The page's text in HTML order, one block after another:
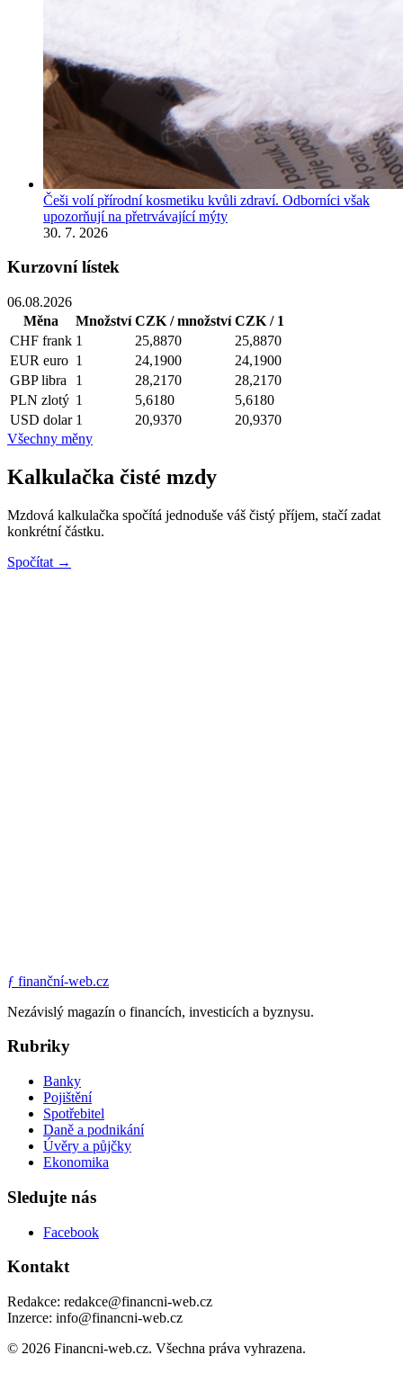
Češi volí přírodní kosmetiku kvůli zdraví. Odborníci však
upozorňují na přetrvávající mýty
30. 7. 2026
Kurzovní lístek
06.08.2026
Měna
Množství CZK / množství CZK / 1
CHF frank 1 25,8870
25,8870
EUR euro 1 24,1900
24,1900
GBP libra 1 28,2170
28,2170
PLN zlotý 1 5,6180
5,6180
USD dolar 1 20,9370
20,9370
Všechny měny
Kalkulačka čisté mzdy
Mzdová kalkulačka spočítá jednoduše váš čistý příjem, stačí zadat
konkrétní částku.
Spočítat →
ƒ finanční-web.cz
Nezávislý magazín o financích, investicích a byznysu.
Rubriky
Banky
Pojištění
Spotřebitel
Daně a podnikání
Úvěry a půjčky
Ekonomika
Sledujte nás
Facebook
Kontakt
Redakce: redakce@financni-web.cz
Inzerce: info@financni-web.cz
© 2026 Financni-web.cz. Všechna práva vyhrazena.